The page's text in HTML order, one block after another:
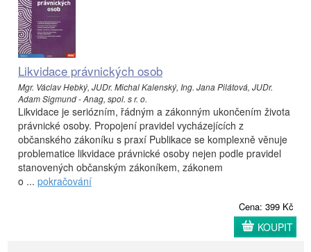
Likvidace právnických osob
Mgr. Václav Hebký, JUDr. Michal Kalenský, Ing. Jana Pilátová, JUDr.
Adam Sigmund - Anag, spol. s r. o.
Likvidace je seriózním, řádným a zákonným ukončením života
právnické osoby. Propojení pravidel vycházejících z
občanského zákoníku s praxí Publikace se komplexně věnuje
problematice likvidace právnické osoby nejen podle pravidel
stanovených občanským zákoníkem, zákonem
o ... pokračování
Cena: 399 Kč
KOUPIT